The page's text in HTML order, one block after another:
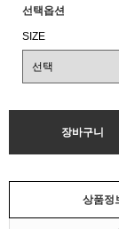
선택옵션
SIZE
상품정